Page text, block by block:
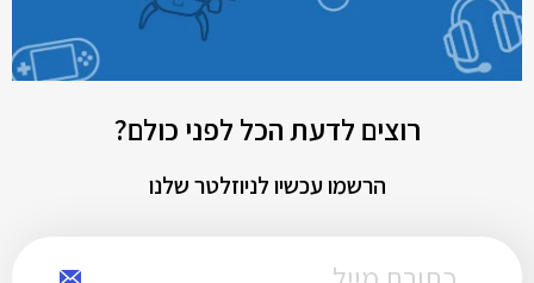
רוצים לדעת הכל לפני כולם?
הרשמו עכשיו לניוזלטר שלנו